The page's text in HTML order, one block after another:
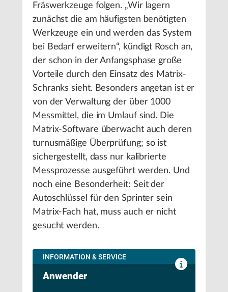
Fräswerkzeuge folgen. „Wir lagern
zunächst die am häufigsten benötigten
Werkzeuge ein und werden das System
bei Bedarf erweitern“, kündigt Rosch an,
der schon in der Anfangsphase große
Vorteile durch den Einsatz des Matrix-
Schranks sieht. Besonders angetan ist er
von der Verwaltung der über 1000
Messmittel, die im Umlauf sind. Die
Matrix-Software überwacht auch deren
turnusmäßige Überprüfung; so ist
sichergestellt, dass nur kalibrierte
Messprozesse ausgeführt werden. Und
noch eine Besonderheit: Seit der
Autoschlüssel für den Sprinter sein
Matrix-Fach hat, muss auch er nicht
gesucht werden.
INFORMATION & SERVICE
Anwender